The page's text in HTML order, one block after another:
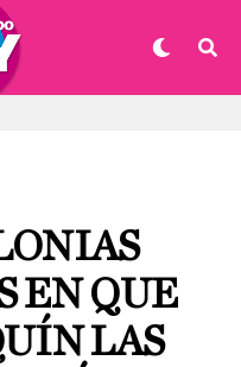
EN QUE
LAS